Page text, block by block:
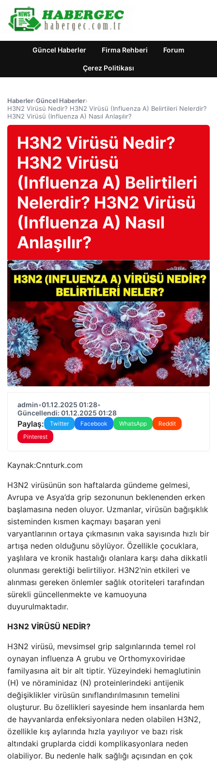
Güncel Haberler Firma Rehberi Forum
Çerez Politikası
Haberler›Güncel Haberler›
H3N2 Virüsü Nedir? H3N2 Virüsü (Influenza A) Belirtileri Nelerdir?
H3N2 Virüsü (Influenza A) Nasıl Anlaşılır?
H3N2 Virüsü Nedir?
H3N2 Virüsü
(Influenza A) Belirtileri
Nelerdir? H3N2 Virüsü
(Influenza A) Nasıl
Anlaşılır?
admin•01.12.2025 01:28•
Güncellendi: 01.12.2025 01:28
Paylaş: Twitter Facebook WhatsApp
Reddit
Pinterest
Kaynak:Cnnturk.com
H3N2 virüsünün son haftalarda gündeme gelmesi,
Avrupa ve Asya’da grip sezonunun beklenenden erken
başlamasına neden oluyor. Uzmanlar, virüsün bağışıklık
sisteminden kısmen kaçmayı başaran yeni
varyantlarının ortaya çıkmasının vaka sayısında hızlı bir
artışa neden olduğunu söylüyor. Özellikle çocuklara,
yaşlılara ve kronik hastalığı olanlara karşı daha dikkatli
olunması gerektiği belirtiliyor. H3N2’nin etkileri ve
alınması gereken önlemler sağlık otoriteleri tarafından
sürekli güncellenmekte ve kamuoyuna
duyurulmaktadır.
H3N2 VİRÜSÜ NEDİR?
H3N2 virüsü, mevsimsel grip salgınlarında temel rol
oynayan influenza A grubu ve Orthomyxoviridae
familyasına ait bir alt tiptir. Yüzeyindeki hemaglutinin
(H) ve nöraminidaz (N) proteinlerindeki antijenik
değişiklikler virüsün sınıflandırılmasının temelini
oluşturur. Bu özellikleri sayesinde hem insanlarda hem
de hayvanlarda enfeksiyonlara neden olabilen H3N2,
özellikle kış aylarında hızla yayılıyor ve bazı risk
altındaki gruplarda ciddi komplikasyonlara neden
olabiliyor. Bu nedenle halk sağlığı açısından en çok